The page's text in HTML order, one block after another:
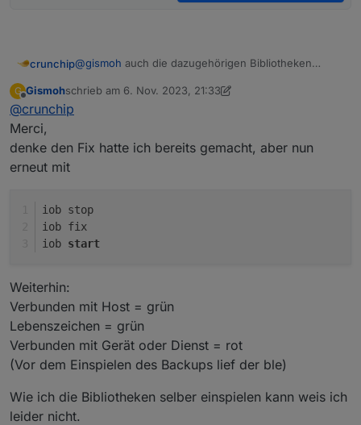
crunchip@gismoh auch die dazugehörigen Bibliotheken
https://github.com/AlCalzone/ioBroker.ble
G Gismohschrieb am 6. Nov. 2023, 21:33
zuletzt editiert von Gismoh 11. Juni 2023, 22:47
@crunchip
Merci,
denke den Fix hatte ich bereits gemacht, aber nun
erneut mit
iob stop
iob fix
iob start
Weiterhin:
Verbunden mit Host = grün
Lebenszeichen = grün
Verbunden mit Gerät oder Dienst = rot
(Vor dem Einspielen des Backups lief der ble)
Wie ich die Bibliotheken selber einspielen kann weis ich
leider nicht.